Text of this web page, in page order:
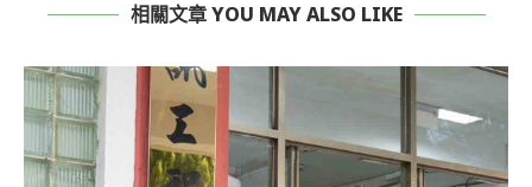
相關文章 YOU MAY ALSO LIKE